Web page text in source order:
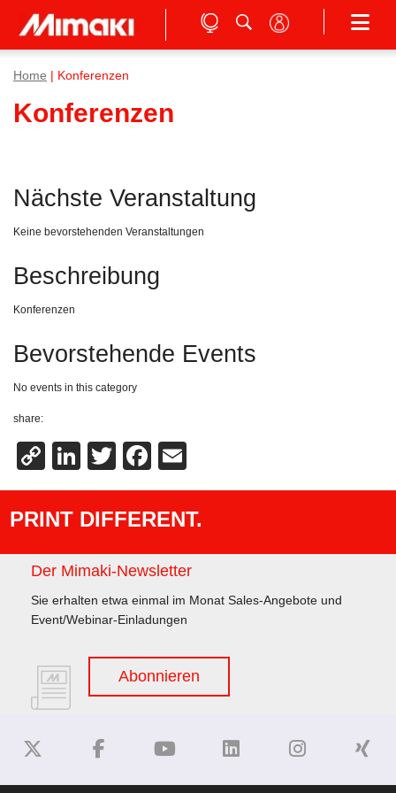
Home | Konferenzen
Konferenzen
Nächste Veranstaltung
Keine bevorstehenden Veranstaltungen
Beschreibung
Konferenzen
Bevorstehende Events
No events in this category
share:
Copy
Link
LinkedIn
TwitterFacebook
PRINT DIFFERENT.
Der Mimaki-Newsletter
Sie erhalten etwa einmal im Monat Sales-Angebote und
Event/Webinar-Einladungen
Abonnieren